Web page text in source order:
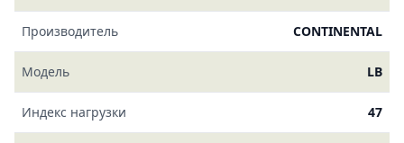
Производитель CONTINENTAL
Модель LB
Индекс нагрузки 47